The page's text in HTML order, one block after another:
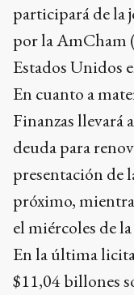
participará de la
por la AmCham
Estados Unidos
En cuanto a
Finanzas llevará
deuda para
presentación de
próximo,
el miércoles de
En la última
$11,04 billones